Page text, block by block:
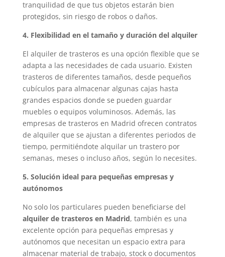
tranquilidad de que tus objetos estarán bien
protegidos, sin riesgo de robos o daños.
4. Flexibilidad en el tamaño y duración del alquiler
El alquiler de trasteros es una opción flexible que se
adapta a las necesidades de cada usuario. Existen
trasteros de diferentes tamaños, desde pequeños
cubículos para almacenar algunas cajas hasta
grandes espacios donde se pueden guardar
muebles o equipos voluminosos. Además, las
empresas de trasteros en Madrid ofrecen contratos
de alquiler que se ajustan a diferentes periodos de
tiempo, permitiéndote alquilar un trastero por
semanas, meses o incluso años, según lo necesites.
5. Solución ideal para pequeñas empresas y
autónomos
No solo los particulares pueden beneficiarse del
alquiler de trasteros en Madrid, también es una
excelente opción para pequeñas empresas y
autónomos que necesitan un espacio extra para
almacenar material de trabajo, stock o documentos